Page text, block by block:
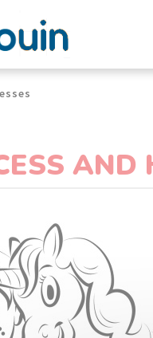
AND